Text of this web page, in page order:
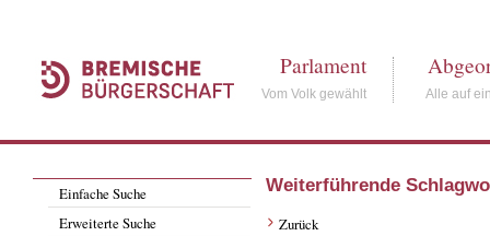
Parlament
Vom Volk gewählt Alle auf
Einfache Suche
Erweiterte Suche
Weiterführende
Zurück